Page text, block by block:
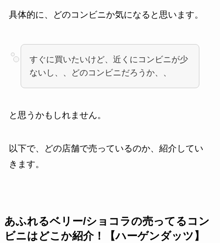
具体的に、どのコンビニか気になると思います。
すぐに買いたいけど、近くにコンビニが少
ないし、、どのコンビニだろうか、、
と思うかもしれません。
以下で、どの店舗で売っているのか、紹介してい
きます。
あふれるベリー/ショコラの売ってるコン
ビニはどこか紹介！【ハーゲンダッツ】